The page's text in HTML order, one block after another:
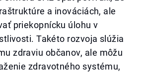
a inováciách, ale
priekopnícku úlohu v
Takéto rozvoja slúžia
zdraviu občanov, ale môžu
zdravotného systému,